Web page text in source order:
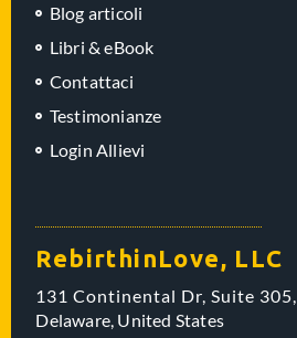
Blog articoli
Libri & eBook
Contattaci
Testimonianze
Login Allievi
RebirthinLove, LLC
131 Continental Dr, Suite 305,
Delaware, United States